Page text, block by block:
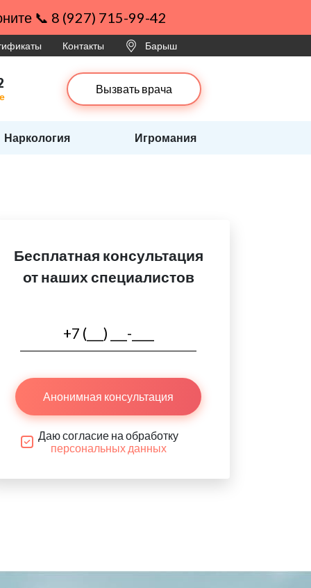
📞 8 (927) 715-99-42
Контакты Барыш
Вызвать врача
Наркология Игромания
Бесплатная консультация
от наших специалистов
Анонимная консультация
Даю согласие на обработку
персональных данных